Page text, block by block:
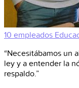
10 empleados
“Necesitábamos un
ley y a entender la
respaldo.”